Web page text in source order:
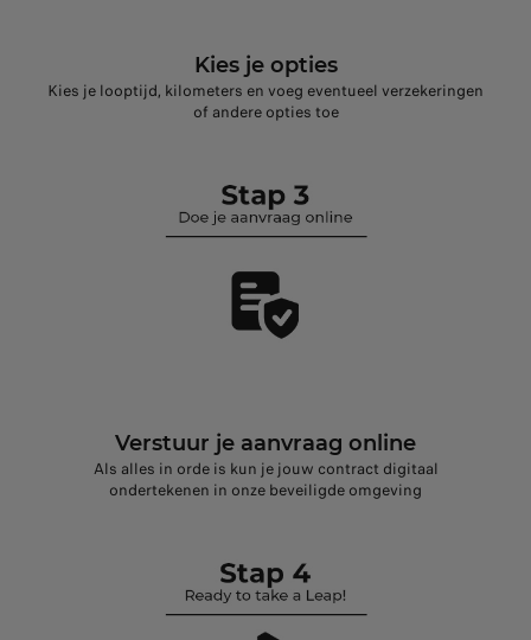
Kies je opties
Kies je looptijd, kilometers en voeg eventueel verzekeringen
of andere opties toe
Verstuur je aanvraag online
Als alles in orde is kun je jouw contract digitaal
ondertekenen in onze beveiligde omgeving